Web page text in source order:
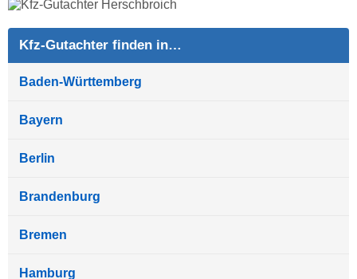
Kfz-Gutachter finden in…
Baden-Württemberg
Bayern
Berlin
Brandenburg
Bremen
Hamburg